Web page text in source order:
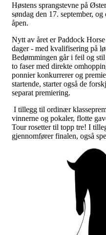
Høstens sprangstevne på
søndag den 17. september,
åpen.
Nytt av året er Paddock
dager - med kvalifisering på
Bedømmingen går i feil og
to faser med direkte
ponnier konkurrerer og
startende, starter også de
separat premiering.
I tillegg til ordinær
vinnerne og pokaler, flotte
Tour rosetter til topp tre! I
gjennomfører finalen, også